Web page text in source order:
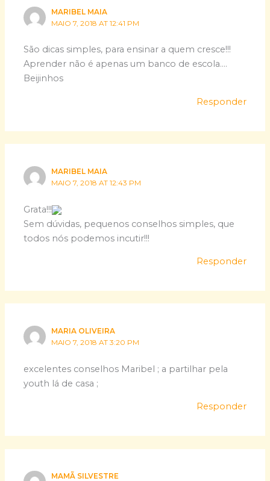
MARIBEL MAIA
MAIO 7, 2018 AT 12:41 PM
São dicas simples, para ensinar a quem cresce!!!
Aprender não é apenas um banco de escola….
Beijinhos
Responder
MARIBEL MAIA
MAIO 7, 2018 AT 12:43 PM
Grata!!!
Sem dúvidas, pequenos conselhos simples, que
todos nós podemos incutir!!!
Responder
MARIA OLIVEIRA
MAIO 7, 2018 AT 3:20 PM
excelentes conselhos Maribel ; a partilhar pela
youth lá de casa ;
Responder
MAMÃ SILVESTRE